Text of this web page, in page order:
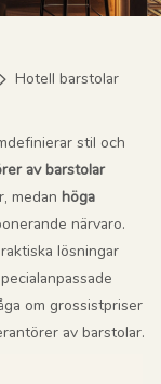
Hotell barstolar
stil och
av barstolar
medan höga
närvaro.
lösningar
om grossistpriser
av barstolar.